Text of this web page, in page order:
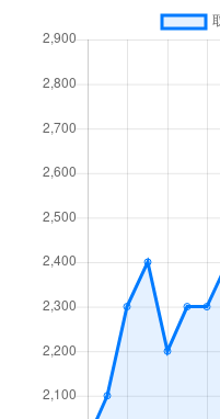
2,400万円
石原
石原
石原
2,200万円
2,000万円
石原